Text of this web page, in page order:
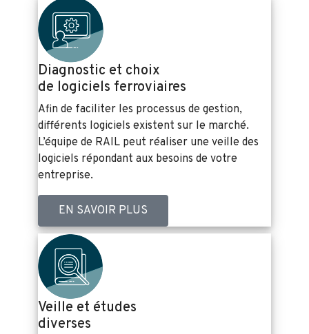
Diagnostic et choix
de logiciels ferroviaires
Afin de faciliter les processus de gestion,
différents logiciels existent sur le marché.
L’équipe de RAIL peut réaliser une veille des
logiciels répondant aux besoins de votre
entreprise.
EN SAVOIR PLUS
Veille et études
diverses